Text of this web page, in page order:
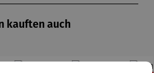
kauften auch